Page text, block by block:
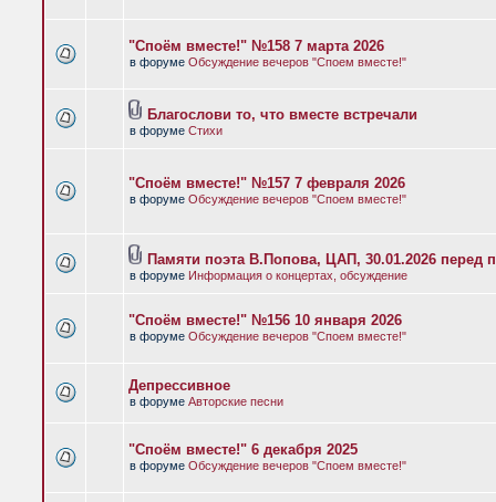
"Споём вместе!" №158 7 марта 2026
в форуме Обсуждение вечеров "Споем вместе!"
Благослови то, что вместе встречали
в форуме Стихи
"Споём вместе!" №157 7 февраля 2026
в форуме Обсуждение вечеров "Споем вместе!"
Памяти поэта В.Попова, ЦАП, 30.01.2026 перед
в форуме Информация о концертах, обсуждение
"Споём вместе!" №156 10 января 2026
в форуме Обсуждение вечеров "Споем вместе!"
Депрессивное
в форуме Авторские песни
"Споём вместе!" 6 декабря 2025
в форуме Обсуждение вечеров "Споем вместе!"